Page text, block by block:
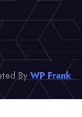
ByWP Frank